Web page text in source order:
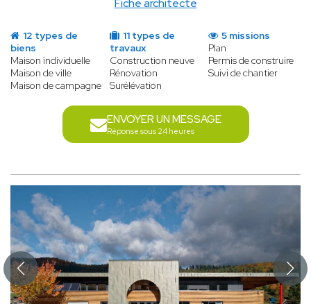
Fiche architecte
12 types de
biens
Maison individuelle
Maison de ville
Maison de campagne
11 types de
travaux
Construction neuve
Rénovation
Surélévation
5 missions
Plan
Permis de construire
Suivi de chantier
ENVOYER UN MESSAGE
Réponse sous 24 heures